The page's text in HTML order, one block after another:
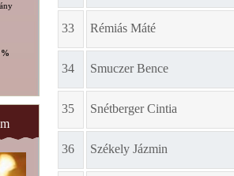
33 Rémiás Máté
34 Smuczer Bence
35 Snétberger Cintia
36 Székely Jázmin